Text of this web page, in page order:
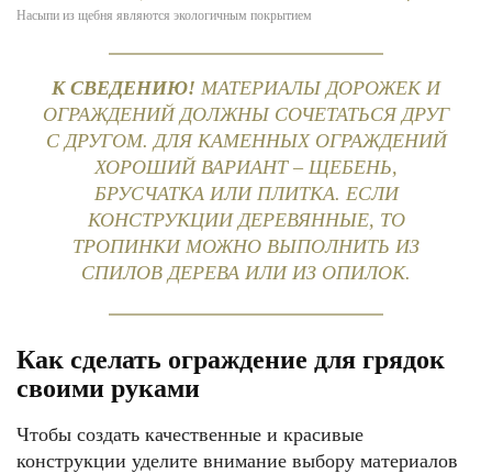
Насыпи из щебня являются экологичным покрытием
К СВЕДЕНИЮ! МАТЕРИАЛЫ ДОРОЖЕК И
ОГРАЖДЕНИЙ ДОЛЖНЫ СОЧЕТАТЬСЯ ДРУГ
С ДРУГОМ. ДЛЯ КАМЕННЫХ ОГРАЖДЕНИЙ
ХОРОШИЙ ВАРИАНТ – ЩЕБЕНЬ,
БРУСЧАТКА ИЛИ ПЛИТКА. ЕСЛИ
КОНСТРУКЦИИ ДЕРЕВЯННЫЕ, ТО
ТРОПИНКИ МОЖНО ВЫПОЛНИТЬ ИЗ
СПИЛОВ ДЕРЕВА ИЛИ ИЗ ОПИЛОК.
Как сделать ограждение для грядок
своими руками
Чтобы создать качественные и красивые
конструкции уделите внимание выбору материалов